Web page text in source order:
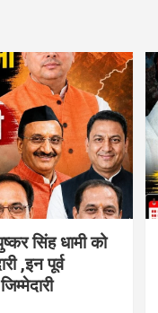
सिंह धामी को
,इन पूर्व